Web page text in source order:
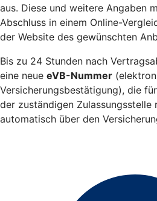
aus. Diese und weitere Angaben
Abschluss in einem Online-
der Website des gewünschten
Bis zu 24 Stunden nach
eine neue eVB-Nummer
Versicherungsbestätigung), die
der zuständigen Zulassungsstelle
automatisch über den